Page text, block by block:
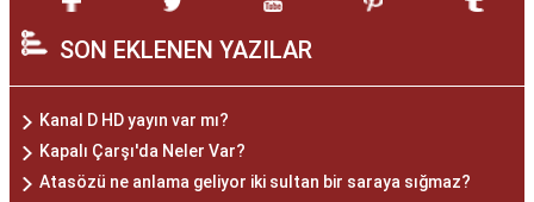
SON EKLENEN YAZILAR
Kanal D HD yayın var mı?
Kapalı Çarşı'da Neler Var?
Atasözü ne anlama geliyor iki sultan bir saraya sığmaz?